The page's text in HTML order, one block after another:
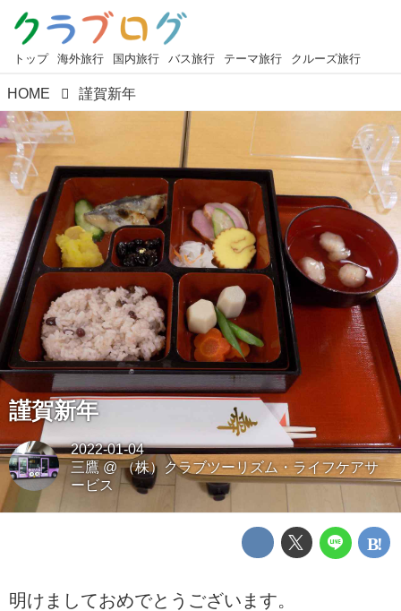
トップ 海外旅行 国内旅行 バス旅行 テーマ旅行 クルーズ旅行
HOME 謹賀新年
謹賀新年
2022-01-04
三鷹@（株）クラブツーリズム・ライフケアサ
ービス
明けましておめでとうございます。